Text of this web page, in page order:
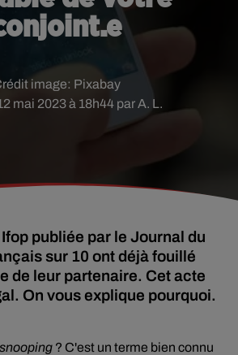
mai 2023 à 18h44 par A. L.
image: Pixabay
publiée par le Journal du
sur 10 ont déjà fouillé
de leur partenaire. Cet acte
On vous explique pourquoi.
snooping ? C'est un terme bien connu